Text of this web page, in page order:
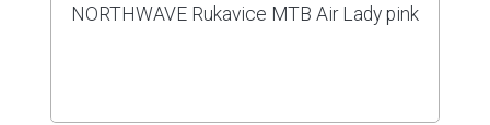
NORTHWAVE Rukavice MTB Air Lady pink